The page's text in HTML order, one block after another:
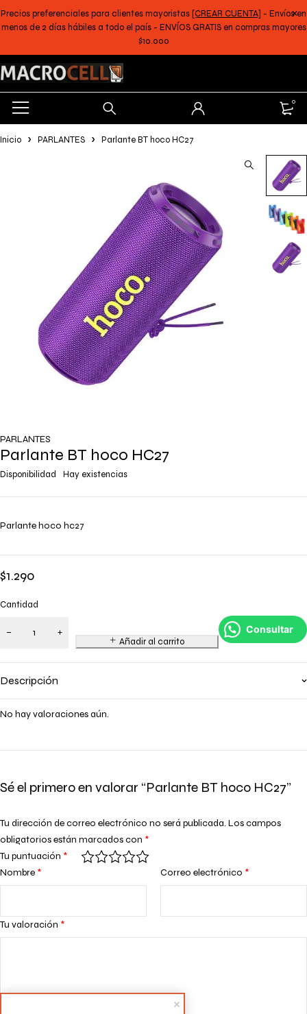
Precios preferenciales para clientes mayoristas [CREAR CUENTA] - Envíos en
menos de 2 días hábiles a todo el país - ENVÍOS GRATIS en compras mayores
$10.000
0
Inicio PARLANTES Parlante BT hoco HC27
PARLANTES
Parlante BT hoco HC27
Disponibilidad Hay existencias
Parlante hoco hc27
$1.290
Cantidad
Añadir al carrito
Consultar
Descripción
No hay valoraciones aún.
Sé el primero en valorar “Parlante BT hoco HC27”
Tu dirección de correo electrónico no será publicada. Los campos
obligatorios están marcados con *
Tu puntuación *
Tu valoración *
Nombre * Correo electrónico *